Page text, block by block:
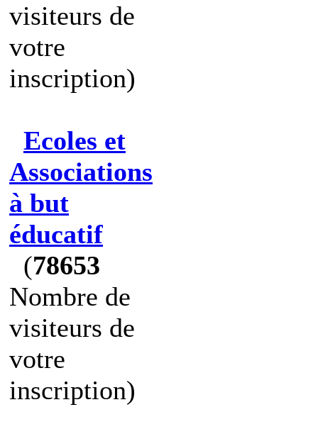
visiteurs de
votre
inscription)
Ecoles et
Associations
à but
éducatif
(78653
Nombre de
visiteurs de
votre
inscription)